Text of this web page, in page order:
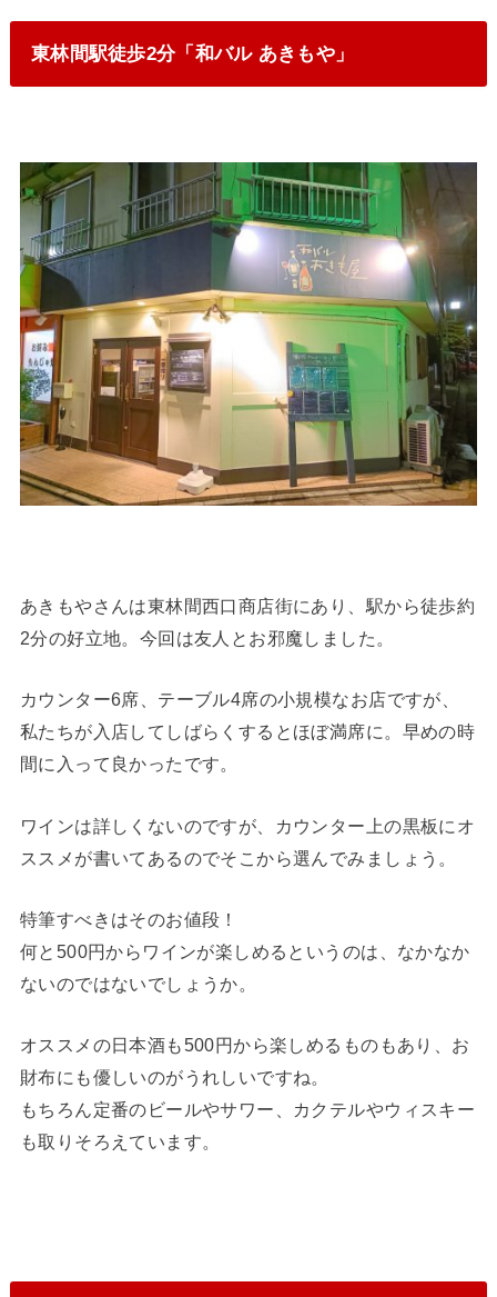
東林間駅徒歩2分「和バル あきもや」
あきもやさんは東林間西口商店街にあり、駅から徒歩約
2分の好立地。今回は友人とお邪魔しました。
カウンター6席、テーブル4席の小規模なお店ですが、
私たちが入店してしばらくするとほぼ満席に。早めの時
間に入って良かったです。
ワインは詳しくないのですが、カウンター上の黒板にオ
ススメが書いてあるのでそこから選んでみましょう。
特筆すべきはそのお値段！
何と500円からワインが楽しめるというのは、なかなか
ないのではないでしょうか。
オススメの日本酒も500円から楽しめるものもあり、お
財布にも優しいのがうれしいですね。
もちろん定番のビールやサワー、カクテルやウィスキー
も取りそろえています。